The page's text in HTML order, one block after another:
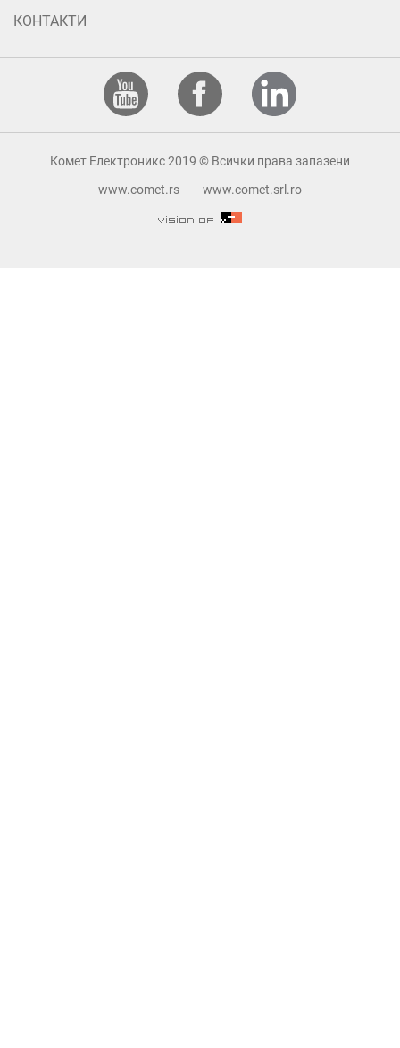
КОНТАКТИ
Комет Електроникс 2019 © Всички права запазени
www.comet.rs
www.comet.srl.ro